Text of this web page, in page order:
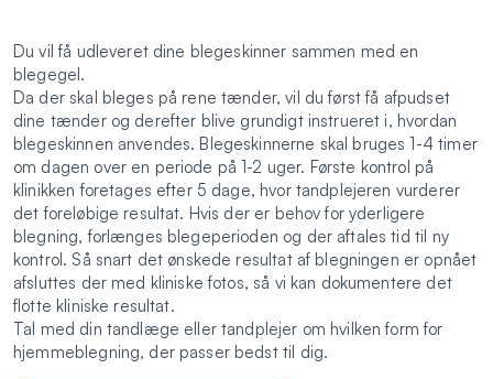
Du vil få udleveret dine blegeskinner sammen med en
blegegel.
Da der skal bleges på rene tænder, vil du først få afpudset
dine tænder og derefter blive grundigt instrueret i, hvordan
blegeskinnen anvendes. Blegeskinnerne skal bruges 1-4 timer
om dagen over en periode på 1-2 uger. Første kontrol på
klinikken foretages efter 5 dage, hvor tandplejeren vurderer
det foreløbige resultat. Hvis der er behov for yderligere
blegning, forlænges blegeperioden og der aftales tid til ny
kontrol. Så snart det ønskede resultat af blegningen er opnået
afsluttes der med kliniske fotos, så vi kan dokumentere det
flotte kliniske resultat.
Tal med din tandlæge eller tandplejer om hvilken form for
hjemmeblegning, der passer bedst til dig.